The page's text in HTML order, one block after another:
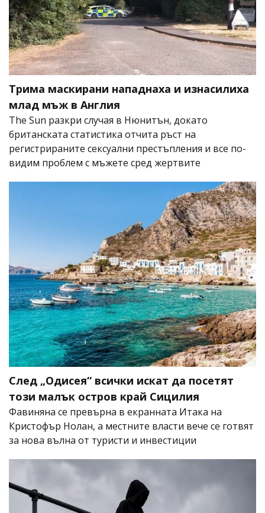
Трима маскирани нападнаха и изнасилиха
млад мъж в Англия
The Sun разкри случая в Нюнитън, докато
британската статистика отчита ръст на
регистрираните сексуални престъпления и все по-
видим проблем с мъжете сред жертвите
След „Одисея“ всички искат да посетят
този малък остров край Сицилия
Фавиняна се превърна в екранната Итака на
Кристофър Нолан, а местните власти вече се готвят
за нова вълна от туристи и инвестиции